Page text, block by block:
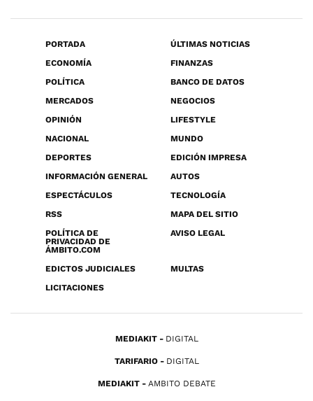
PORTADA
ÚLTIMAS NOTICIAS
ECONOMÍA
FINANZAS
POLÍTICA
BANCO DE DATOS
MERCADOS
NEGOCIOS
OPINIÓN
LIFESTYLE
NACIONAL
MUNDO
DEPORTES
EDICIÓN IMPRESA
INFORMACIÓN GENERAL
AUTOS
ESPECTÁCULOS
TECNOLOGÍA
RSS
MAPA DEL SITIO
POLÍTICA DE
PRIVACIDAD DE
ÁMBITO.COM
AVISO LEGAL
EDICTOS JUDICIALES
MULTAS
LICITACIONES
MEDIAKIT DIGITAL
TARIFARIO DIGITAL
MEDIAKIT AMBITO DEBATE